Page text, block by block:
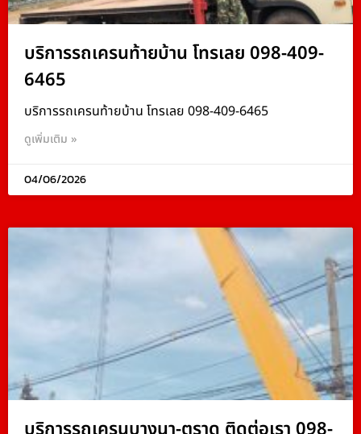
บริการรถเครนท้ายบ้าน โทรเลย 098-409-
6465
บริการรถเครนท้ายบ้าน โทรเลย 098-409-6465
ดูเพิ่มเติม »
04/06/2026